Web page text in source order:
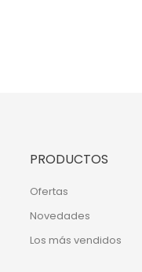
PRODUCTOS
Ofertas
Novedades
Los más vendidos